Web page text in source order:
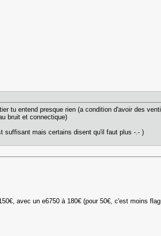
tu entend presque rien (a condition d'avoir des
bruit et connectique)
suffisant mais certains disent qu'il faut plus -.- )
avec un e6750 à 180€ (pour 50€, c'est moins